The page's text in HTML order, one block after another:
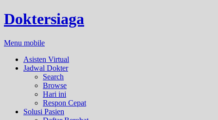
Doktersiaga
Menu mobile
Asisten Virtual
Jadwal Dokter
Search
Browse
Hari ini
Respon Cepat
Solusi Pasien